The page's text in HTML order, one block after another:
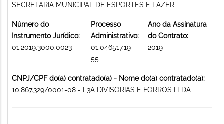
SECRETARIA MUNICIPAL DE ESPORTES E LAZER
Número do
Instrumento Jurídico:
01.2019.3000.0023
Processo
Administrativo:
01.046517.19-
55
Ano da Assinatura
do Contrato:
2019
CNPJ/CPF do(a) contratado(a) - Nome do(a) contratado(a):
10.867.329/0001-08 - L3A DIVISORIAS E FORROS LTDA